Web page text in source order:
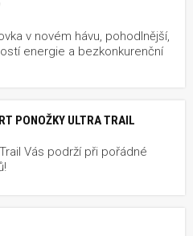
v novém hávu, pohodlnější,
energie a bezkonkurenční
PONOŽKY ULTRA TRAIL
Vás podrží při pořádné